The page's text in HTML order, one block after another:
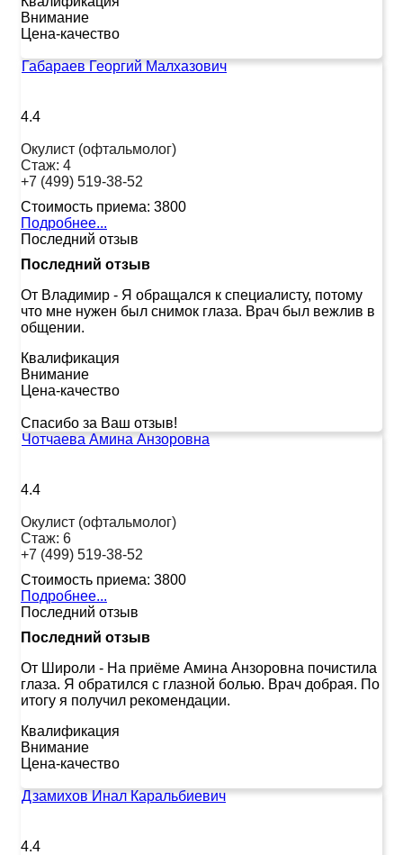
Внимание
Цена-качество
Габараев Георгий Малхазович
4.4
Окулист (офтальмолог)
Стаж: 4
+7 (499) 519-38-52
Стоимость приема: 3800
Подробнее...
Последний отзыв
Последний отзыв
От Владимир - Я обращался к специалисту, потому
что мне нужен был снимок глаза. Врач был вежлив в
общении.
Квалификация
Внимание
Цена-качество
Спасибо за Ваш отзыв!
Чотчаева Амина Анзоровна
4.4
Окулист (офтальмолог)
Стаж: 6
+7 (499) 519-38-52
Стоимость приема: 3800
Подробнее...
Последний отзыв
Последний отзыв
От Широли - На приёме Амина Анзоровна почистила
глаза. Я обратился с глазной болью. Врач добрая. По
итогу я получил рекомендации.
Квалификация
Внимание
Цена-качество
Дзамихов Инал Каральбиевич
4.4